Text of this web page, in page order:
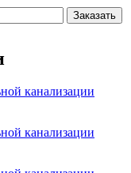
Заказать
канализации
канализации